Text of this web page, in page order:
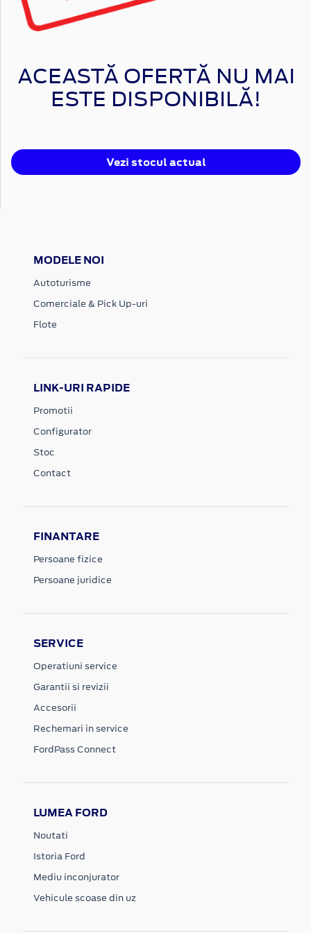
ACEASTĂ OFERTĂ NU MAI
ESTE DISPONIBILĂ!
Vezi stocul actual
MODELE NOI
Autoturisme
Comerciale & Pick Up-uri
Flote
LINK-URI RAPIDE
Promotii
Configurator
Stoc
Contact
FINANTARE
Persoane fizice
Persoane juridice
SERVICE
Operatiuni service
Garantii si revizii
Accesorii
Rechemari in service
FordPass Connect
LUMEA FORD
Noutati
Istoria Ford
Mediu inconjurator
Vehicule scoase din uz